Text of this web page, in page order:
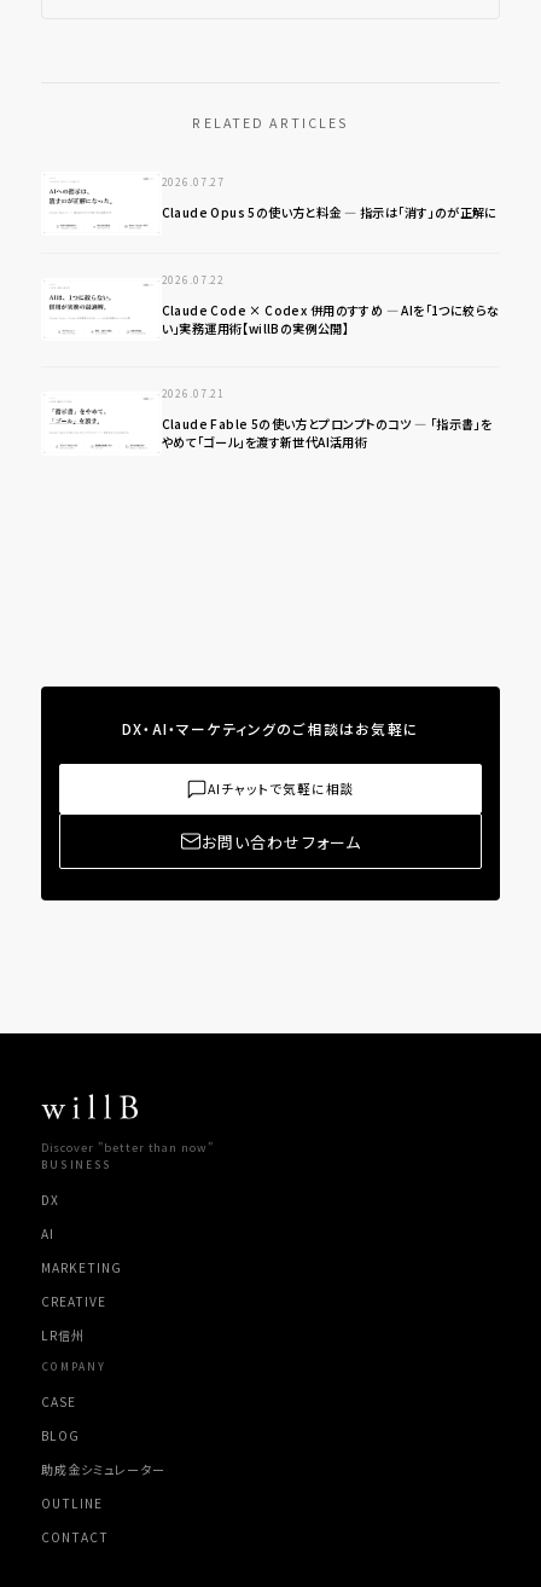
RELATED ARTICLES
2026.07.27
Claude Opus 5の使い方と料金 ― 指示は「消す」のが正解に
2026.07.22
Claude Code × Codex 併用のすすめ ― AIを「1つに絞らな
い」実務運用術【willBの実例公開】
2026.07.21
Claude Fable 5の使い方とプロンプトのコツ ― 「指示書」を
やめて「ゴール」を渡す新世代AI活用術
DX・AI・マーケティングのご相談はお気軽に
AIチャットで気軽に相談
お問い合わせフォーム
Discover "better than now"
BUSINESS
DX
AI
MARKETING
CREATIVE
LR信州
COMPANY
CASE
BLOG
助成金シミュレーター
OUTLINE
CONTACT